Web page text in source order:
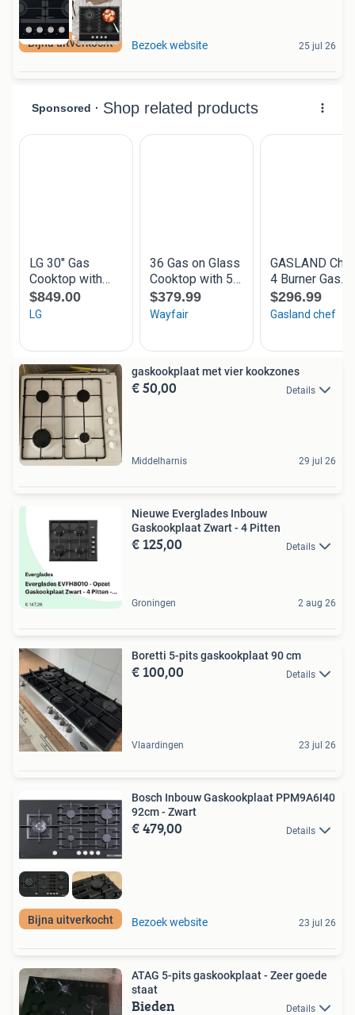
Bijna uitverkocht Bezoek website 25 jul 26
gaskookplaat met vier kookzones
€ 50,00 Details
Middelharnis 29 jul 26
Nieuwe Everglades Inbouw
Gaskookplaat Zwart - 4 Pitten
€ 125,00 Details
Groningen 2 aug 26
Boretti 5-pits gaskookplaat 90 cm
€ 100,00 Details
Vlaardingen 23 jul 26
Bijna uitverkocht
Bosch Inbouw Gaskookplaat PPM9A6I40
92cm - Zwart
€ 479,00 Details
Bezoek website 23 jul 26
ATAG 5-pits gaskookplaat - Zeer goede
staat
Bieden Details